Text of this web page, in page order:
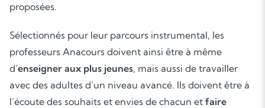
proposées.
Sélectionnés pour leur parcours instrumental, les
professeurs Anacours doivent ainsi être à même
d’enseigner aux plus jeunes, mais aussi de travailler
avec des adultes d’un niveau avancé. Ils doivent être à
l’écoute des souhaits et envies de chacun et faire